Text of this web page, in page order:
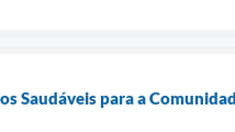
Saudáveis para a